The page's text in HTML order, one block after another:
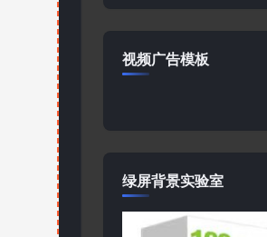
视频广告模板
绿屏背景实验室